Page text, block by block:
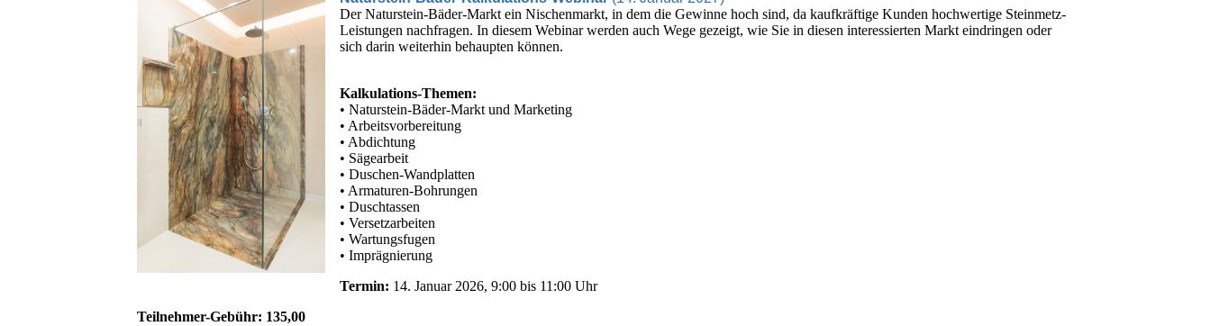
Der Naturstein-Bäder-Markt ein Nischenmarkt, in dem die Gewinne hoch sind, da kaufkräftige Kunden hochwertige Steinmetz-
Leistungen nachfragen. In diesem Webinar werden auch Wege gezeigt, wie Sie in diesen interessierten Markt eindringen oder
sich darin weiterhin behaupten können.
Kalkulations-Themen:
• Naturstein-Bäder-Markt und Marketing
• Arbeitsvorbereitung
• Abdichtung
• Sägearbeit
• Duschen-Wandplatten
• Armaturen-Bohrungen
• Duschtassen
• Versetzarbeiten
• Wartungsfugen
• Imprägnierung
Termin: 14. Januar 2026, 9:00 bis 11:00 Uhr
Teilnehmer-Gebühr: 135,00